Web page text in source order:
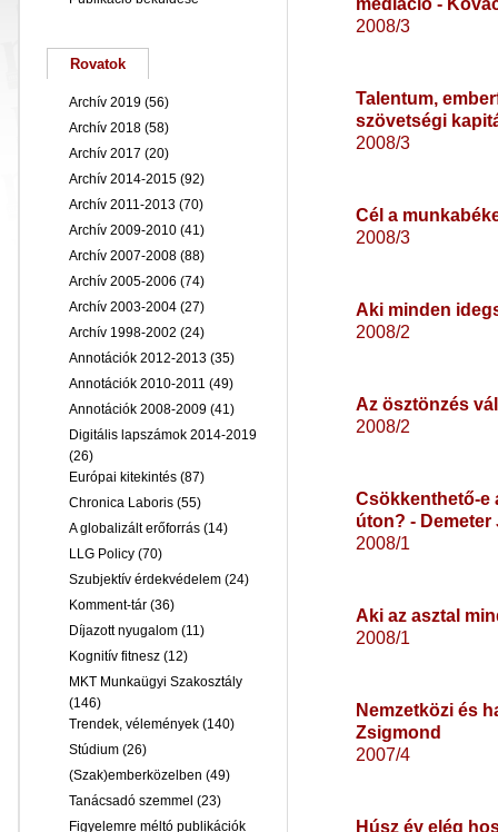
2008/3
Talentum,
szövetségi
2008/3
Cél a
2008/3
Aki minden
2008/2
Az ösztönzés
2008/2
Csökkenthető-e
úton? - Demeter
2008/1
Aki az asztal
2008/1
Nemzetközi és
Zsigmond
2007/4
Húsz év elég
Rovatok
Archív 2019 (56)
Archív 2018 (58)
Archív 2017 (20)
Archív 2014-2015 (92)
Archív 2011-2013 (70)
Archív 2009-2010 (41)
Archív 2007-2008 (88)
Archív 2005-2006 (74)
Archív 2003-2004 (27)
Archív 1998-2002 (24)
Annotációk 2012-2013 (35)
Annotációk 2010-2011 (49)
Annotációk 2008-2009 (41)
Digitális lapszámok 2014-2019
(26)
Európai kitekintés (87)
Chronica Laboris (55)
A globalizált erőforrás (14)
LLG Policy (70)
Szubjektív érdekvédelem (24)
Komment-tár (36)
Díjazott nyugalom (11)
Kognitív fitnesz (12)
MKT Munkaügyi Szakosztály
(146)
Trendek, vélemények (140)
Stúdium (26)
(Szak)emberközelben (49)
Tanácsadó szemmel (23)
Figyelemre méltó publikációk